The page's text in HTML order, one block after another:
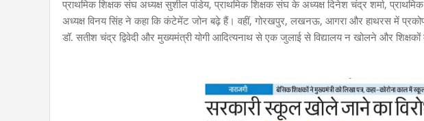
प्राथमिक शिक्षक संघ अध्यक्ष सुशील पांडेय, प्राथमिक शिक्षक संघ के अध्यक्ष दिनेश चंद्र शर्मा,
अध्यक्ष विनय सिंह ने कहा कि कंटेमेंट जोन बढ़े हैं। वहीं, गोरखपुर, लखनऊ, आगरा और हाथरस में प्रकोप
डॉ. सतीश चंद्र द्विवेदी और मुख्यमंत्री योगी आदित्यनाथ से एक जुलाई से विद्यालय न खोलने और